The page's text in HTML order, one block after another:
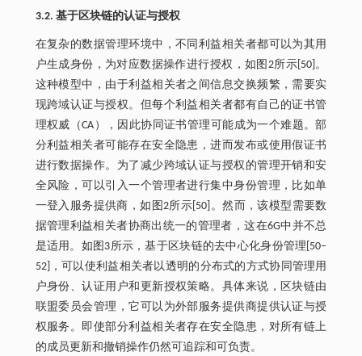
3.2. 基于区块链的认证与授权
在复杂的数据管理环境中，不同利益相关者都可以为其用
户生成身份，为对应数据操作进行授权，如图2所示[50]。
这种模型中，由于利益相关者之间信息交换频繁，需要实
现跨域认证与授权。但每个利益相关者都有自己的证书管
理权威（CA），因此协同证书管理可能成为一个难题。部
分利益相关者可能存在安全隐患，进而发布或使用假证书
进行数据操作。为了减少跨域认证与授权的管理开销和安
全风险，可以引入一个管理者进行集中身份管理，比如单
一登入服务提供商，如图2所示[50]。然而，该模型需要数
据管理利益相关者协商出统一的管理者，这在6G中并不总
是适用。如图3所示，基于区块链的去中心化身份管理[50‒
52]，可以使利益相关者以透明的分布式的方式协同管理用
户身份、认证用户和更新授权策略。具体来说，区块链由
联盟委员会管理，它可以为外部服务提供商提供认证与授
权服务。即使部分利益相关者存在安全隐患，对所有链上
的成员更新和撤销操作仍然可追踪和可负责。